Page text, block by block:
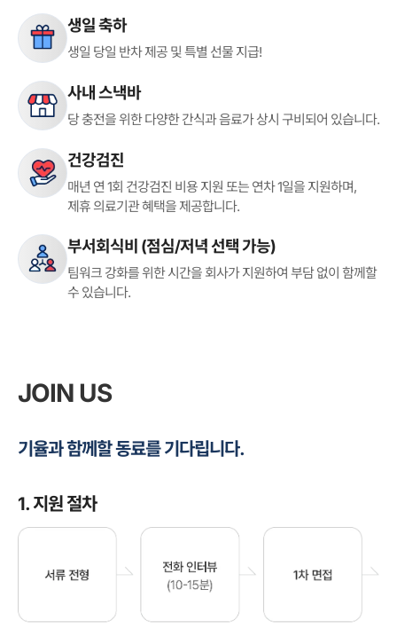
생일 축하
생일 당일 반차 제공 및 특별 선물 지급!
사내 스낵바
당 충전을 위한 다양한 간식과 음료가상시 구비되어 있습니다.
건강검진
매년 연 1회 건강검진 비용 지원 또는 연차 1일을 지원하며,
제휴 의료기관혜택을 제공합니다.
부서회식비 (점심/저녁 선택 가능)
팀워크 강화를 위한 시간을 회사가 지원하여 부담 없이 함께할
수 있습니다.
JOIN US
기율과 함께할 동료를 기다립니다.
1. 지원 절차